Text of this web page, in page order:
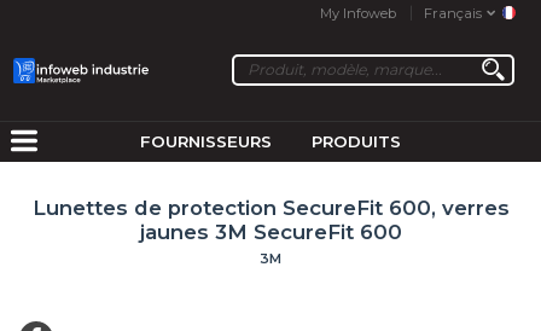
My Infoweb Français
FOURNISSEURS PRODUITS
Lunettes de protection SecureFit 600, verres
jaunes 3M SecureFit 600
3M